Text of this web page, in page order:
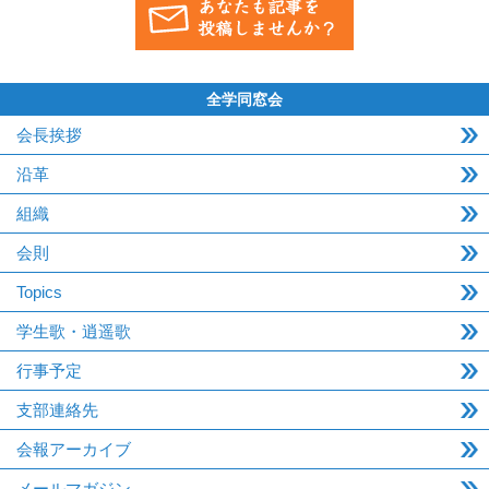
全学同窓会
会長挨拶
沿革
組織
会則
Topics
学生歌・逍遥歌
行事予定
支部連絡先
会報アーカイブ